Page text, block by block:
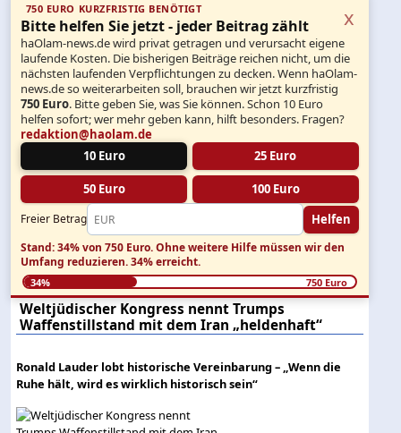
750 EURO KURZFRISTIG BENÖTIGT
Bitte helfen Sie jetzt - jeder Beitrag zählt
haOlam-news.de wird privat getragen und verursacht eigene
laufende Kosten. Die bisherigen Beiträge reichen nicht, um die
nächsten laufenden Verpflichtungen zu decken. Wenn haOlam-
news.de so weiterarbeiten soll, brauchen wir jetzt kurzfristig
750 Euro. Bitte geben Sie, was Sie können. Schon 10 Euro
helfen sofort; wer mehr geben kann, hilft besonders. Fragen?
redaktion@haolam.de
10 Euro
25 Euro
50 Euro 100 Euro
Freier Betrag Helfen
x
Stand: 34% von 750 Euro.Ohne weitere Hilfe müssen wir den
Umfang reduzieren.34% erreicht.
34% 750 Euro
Weltjüdischer Kongress nennt Trumps
Waffenstillstand mit dem Iran „heldenhaft“
Ronald Lauder lobt historische Vereinbarung – „Wenn die
Ruhe hält, wird es wirklich historisch sein“